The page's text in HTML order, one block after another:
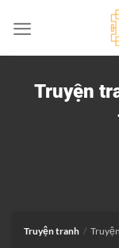
qua
nội
Truyện
Truyện tranh /